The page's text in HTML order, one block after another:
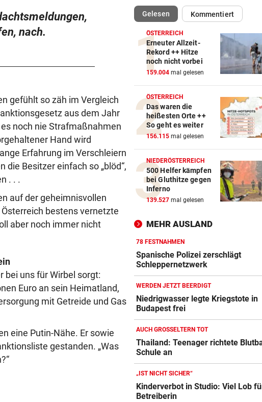
nach.
gefühlt so zäh im Vergleich
aus dem Jahr
noch nie Strafmaßnahmen
Hand wird
Erfahrung im Verschleiern
die Besitzer einfach so „blöd“,
. . .
auf der geheimnisvollen
bestens vernetzte
aber noch immer nicht
bei uns für Wirbel sorgt:
Euro an sein Heimatland,
mit Getreide und Gas
eine Putin-Nähe. Er sowie
gestanden. „Was
SCHLAG GEGEN DEALER
14 Festnahmen: Steirischer
Drogenring aufgeflogen
SEIT ANFANG 2023 vor
Lebensmittelpreise auf
Stand geklettert
AUSSAGE ÜBER KINDER vor
Steirische ÖVP-Chefin
den Bundeskanzler
„WERMUTSTROPFEN“
Verletzter Salzburg-Kicker:
Diagnose ist da!
SPRICHT ÜBER FAMILIE vor
Ehemann von Beatrice
„MONSTER-EINSATZ“
Feuerwehr jagte
am Spielplatz
PSG WARTET SCHON vor 2
WM-Held zeigt Sixpack –
er Barcelona?
Gelesen(ausgewählt)Kommentiert
ÖSTERREICH
Erneuter Allzeit-
Rekord ++ Hitze
noch nicht vorbei
159.004 mal gelesen
ÖSTERREICH
Das waren die
heißesten Orte ++
So geht es weiter
156.115 mal gelesen
NIEDERÖSTERREICH
500 Helfer kämpfen
bei Gluthitze gegen
Inferno
139.527 mal gelesen
MEHR AUSLAND
78 FESTNAHMEN
Spanische Polizei zerschlägt
Schleppernetzwerk
WERDEN JETZT BEERDIGT
Niedrigwasser legte Kriegstote in
Budapest frei
AUCH GROSSELTERN TOT
Thailand: Teenager richtete
Schule an
„IST NICHT SICHER“
Kinderverbot in Studio: Viel Lob
Betreiberin